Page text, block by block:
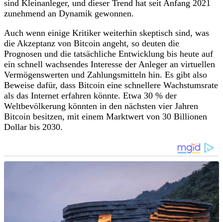
sind Kleinanleger, und dieser Trend hat seit Anfang 2021
zunehmend an Dynamik gewonnen.
Auch wenn einige Kritiker weiterhin skeptisch sind, was
die Akzeptanz von Bitcoin angeht, so deuten die
Prognosen und die tatsächliche Entwicklung bis heute auf
ein schnell wachsendes Interesse der Anleger an virtuellen
Vermögenswerten und Zahlungsmitteln hin. Es gibt also
Beweise dafür, dass Bitcoin eine schnellere Wachstumsrate
als das Internet erfahren könnte. Etwa 30 % der
Weltbevölkerung könnten in den nächsten vier Jahren
Bitcoin besitzen, mit einem Marktwert von 30 Billionen
Dollar bis 2030.